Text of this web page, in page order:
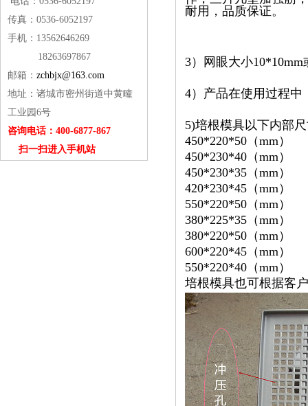
传真：0536-6052197
手机：13562646269
18263697867
邮箱： zchbjx@163.com
地址：诸城市密州街道中黄疃
工业园6号
咨询电话：400-6877-867
扫一扫进入手机站
耐用，品质保证。
3）网眼大小
4）产品在使用过程中
5)培根模具以下内部
450*220*50（mm）
450*230*40（mm）
450*230*35（mm）
420*230*45（mm）
550*220*50（mm）
380*225*35（mm）
380*220*50（mm）
600*220*45（mm）
550*220*40（mm）
培根模具也可根据客